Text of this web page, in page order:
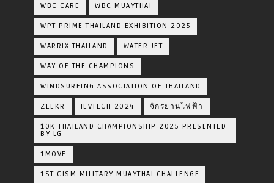
WBC CARE WBC MUAYTHAI
WPT PRIME THAILAND EXHIBITION 2025
WARRIX THAILAND WATER JET
WAY OF THE CHAMPIONS
WINDSURFING ASSOCIATION OF THAILAND
ZEEKR IEVTECH 2024 จักรยานไฟฟ้า
10K THAILAND CHAMPIONSHIP 2025 PRESENTED
BY LG
1MOVE
1ST CISM MILITARY MUAYTHAI CHALLENGE